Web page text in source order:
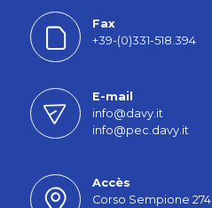
Fax
+39-(0)331-518.394
E-mail
info@davy.it
info@pec.davy.it
Accès
Corso Sempione 274